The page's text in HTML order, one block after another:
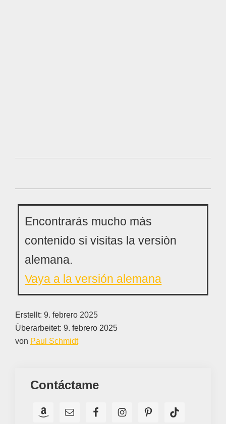
Encontrarás mucho más
contenido si visitas la versiòn
alemana.
Vaya a la versión alemana
Erstellt: 9. febrero 2025
Überarbeitet: 9. febrero 2025
von Paul Schmidt
Contáctame